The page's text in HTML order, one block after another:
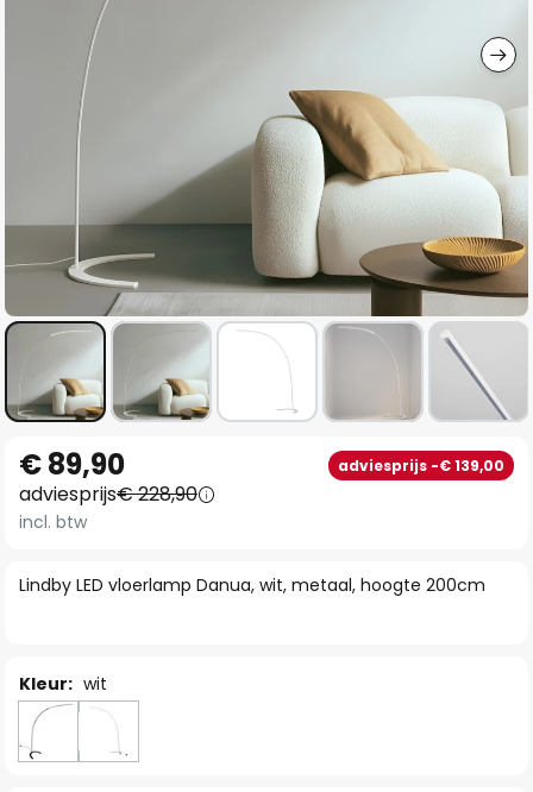
naar
het
begin
de
Lindby LED vloerlamp Danua, wit, metaal, hoogte 200cm
€ 89,90 adviesprijs -€ 139,00
adviesprijs€ 228,90
incl. btw
Kleur: wit